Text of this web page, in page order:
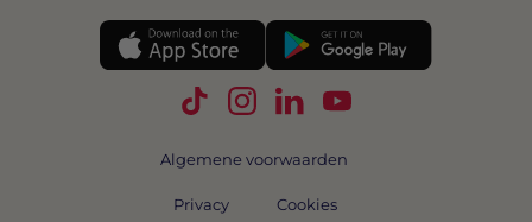
Volg Swipe4Work op TikTok
Volg Swipe4Work op
Volg Swipe4Work op
Volg Swipe4Work
Algemene voorwaarden
Privacy Cookies